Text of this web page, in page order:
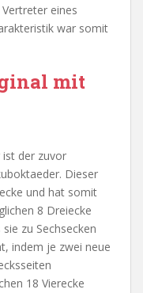
eines
war somit
mit
ist der zuvor
Dieser
und hat somit
8 Dreiecke
zu Sechsecken
indem je zwei neue
18 Vierecke